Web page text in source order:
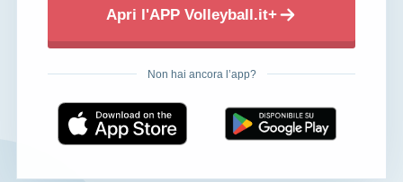
Apri l'APP Volleyball.it+
Non hai ancora l’app?